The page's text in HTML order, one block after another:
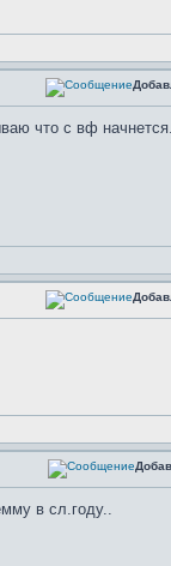
что с вф
в сл.году..